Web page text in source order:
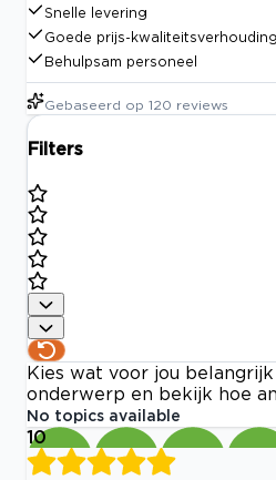
Snelle levering
Goede prijs-kwaliteitsverhouding
Behulpsam personeel
Gebaseerd op 120 reviews
Filters
Kies wat voor jou belangrijk
onderwerp en bekijk hoe
No topics available
10